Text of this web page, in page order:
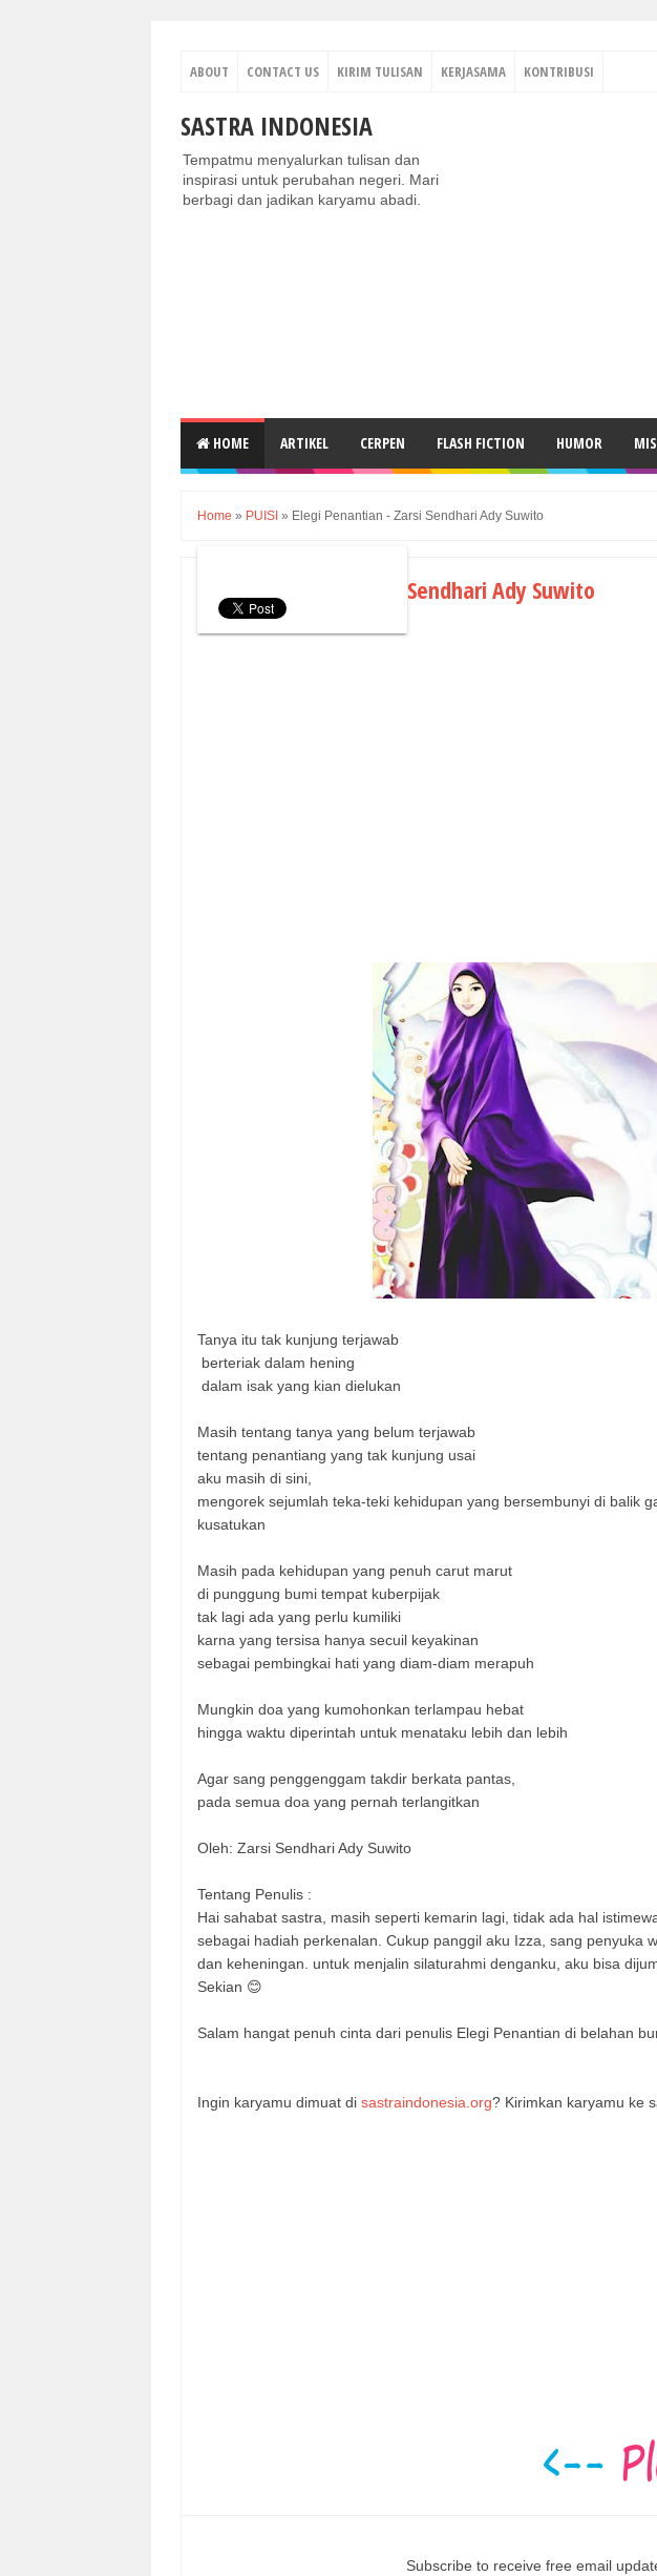
ABOUT CONTACT US KIRIM TULISAN KERJASAMA KONTRIBUSI
SASTRA INDONESIA
Tempatmu menyalurkan tulisan dan
inspirasi untuk perubahan negeri. Mari
berbagi dan jadikan karyamu abadi.
HOME ARTIKEL CERPEN FLASH FICTION HUMOR
Home » PUISI » Elegi Penantian - Zarsi Sendhari Ady Suwito
Elegi Penantian - Zarsi Sendhari Ady Suwito
Tanya itu tak kunjung terjawab
berteriak dalam hening
dalam isak yang kian dielukan
Masih tentang tanya yang belum terjawab
tentang penantiang yang tak kunjung usai
aku masih di sini,
mengorek sejumlah teka-teki kehidupan yang bersembunyi di balik
kusatukan
Masih pada kehidupan yang penuh carut marut
di punggung bumi tempat kuberpijak
tak lagi ada yang perlu kumiliki
karna yang tersisa hanya secuil keyakinan
sebagai pembingkai hati yang diam-diam merapuh
Mungkin doa yang kumohonkan terlampau hebat
hingga waktu diperintah untuk menataku lebih dan lebih
Agar sang penggenggam takdir berkata pantas,
pada semua doa yang pernah terlangitkan
Oleh: Zarsi Sendhari Ady Suwito
Tentang Penulis :
Hai sahabat sastra, masih seperti kemarin lagi, tidak ada hal
sebagai hadiah perkenalan. Cukup panggil aku Izza, sang penyuka
dan keheningan. untuk menjalin silaturahmi denganku, aku bisa
Sekian 😊
Salam hangat penuh cinta dari penulis Elegi Penantian di belahan
Ingin karyamu dimuat di sastraindonesia.org? Kirimkan karyamu ke
Subscribe to receive free email